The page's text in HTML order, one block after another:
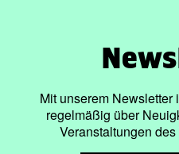
Mit unserem
regelmäßig über
Veranstaltungen